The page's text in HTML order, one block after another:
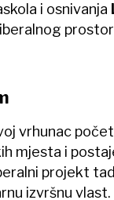
i osnivanja
vrhunac
mjesta i
projekt
izvršnu